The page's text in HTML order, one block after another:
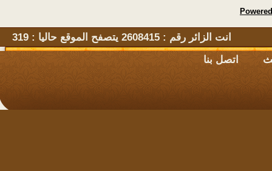
انت الزائر رقم : 2608415 يتصفح الموقع حاليا : 319
اتصل بنا